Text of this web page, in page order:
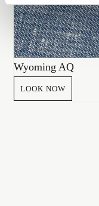
Wyoming AQ
LOOK NOW